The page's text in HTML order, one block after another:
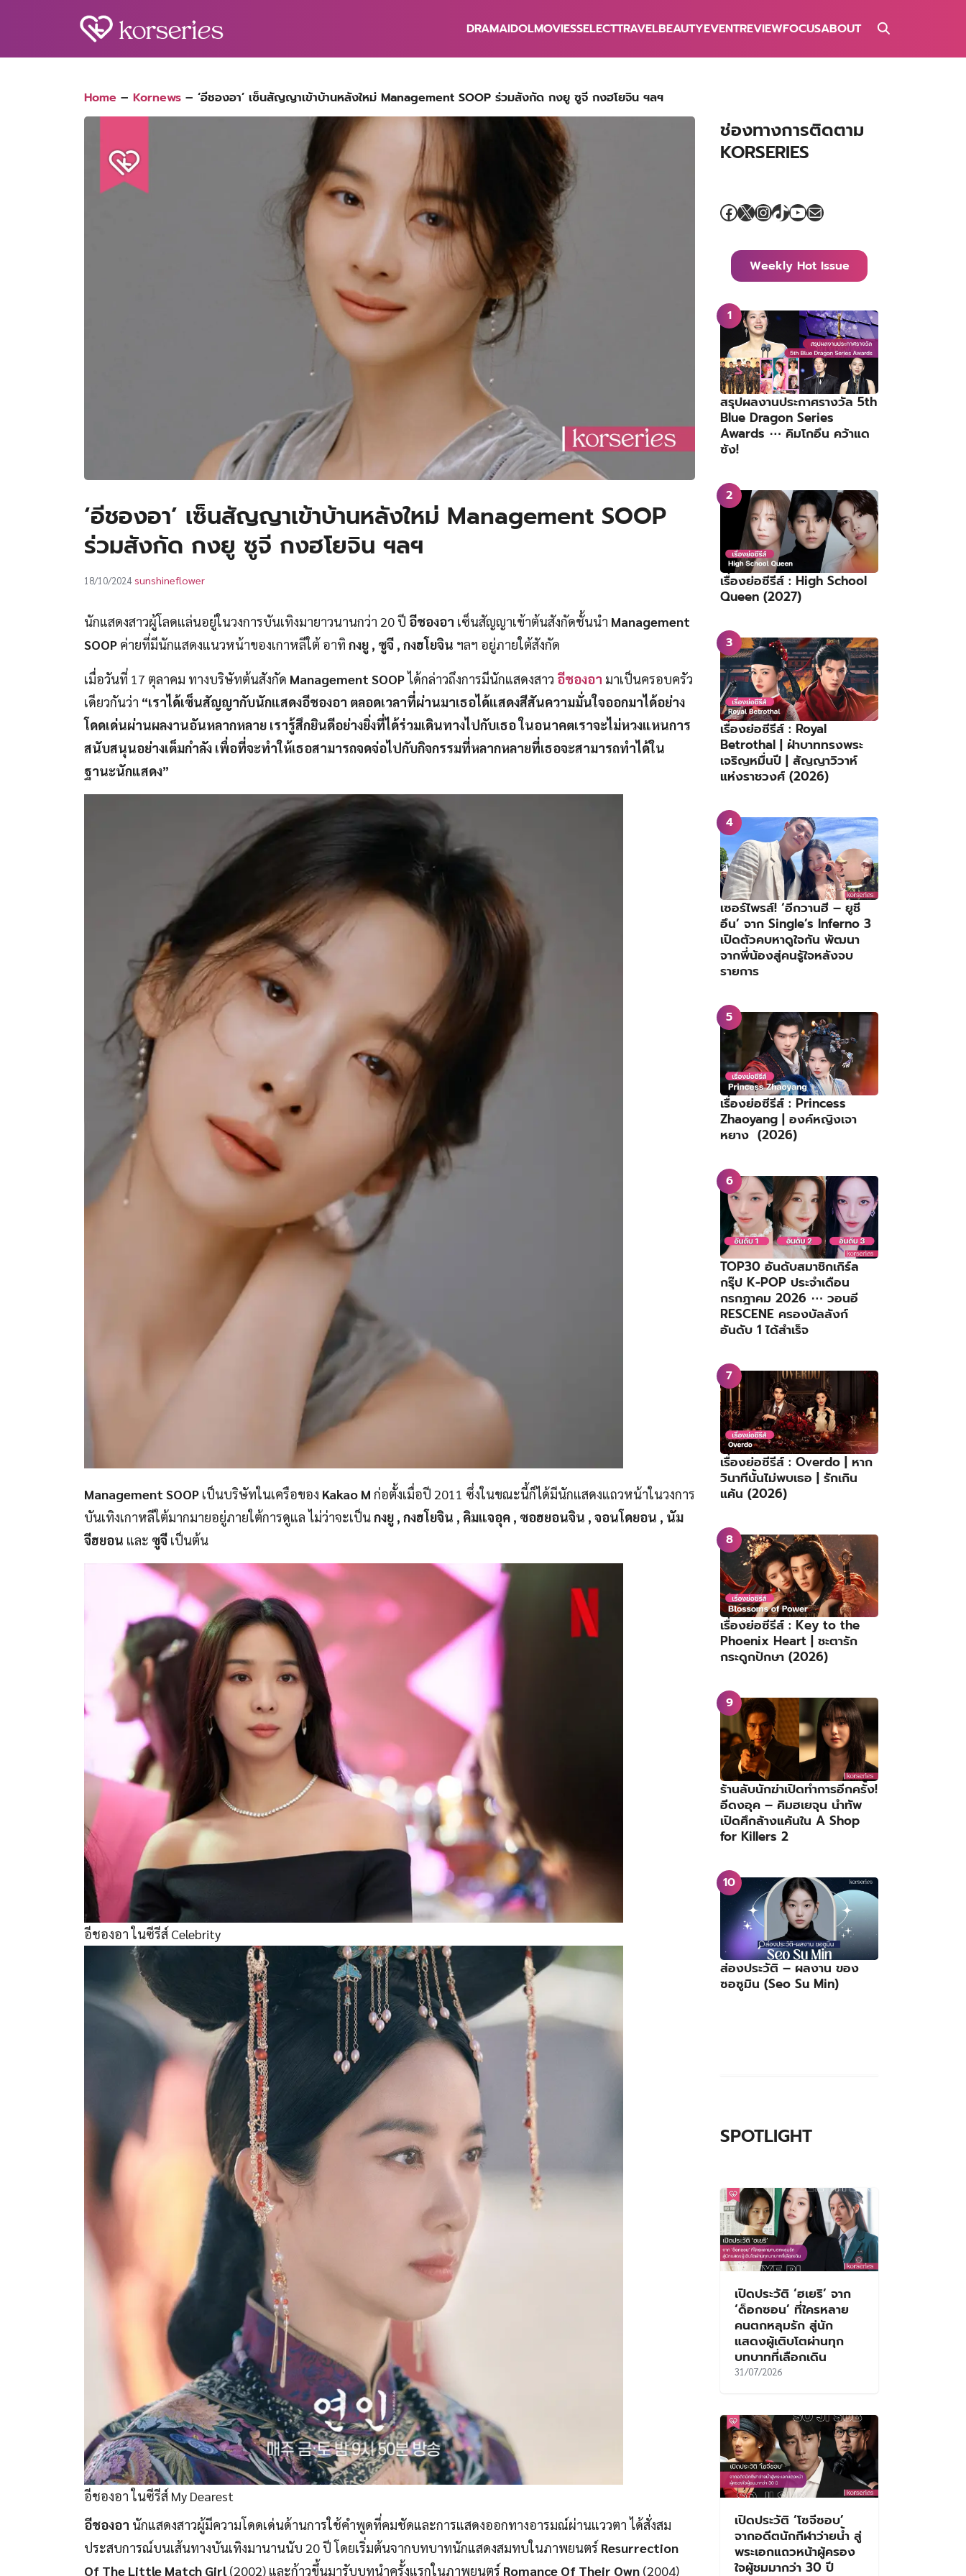
DRAMAIDOLMOVIESSELECTTRAVELBEAUTYEVENTREVIEWFOCUSABOUT
Home – Kornews – ‘อีชองอา’ เซ็นสัญญาเข้าบ้านหลังใหม่ Management SOOP ร่วมสังกัด กงยู ซูจี กงฮโยจิน ฯลฯ
‘อีชองอา’ เซ็นสัญญาเข้าบ้านหลังใหม่ Management SOOP
ร่วมสังกัด กงยู ซูจี กงฮโยจิน ฯลฯ
18/10/2024 sunshineflower
นักแสดงสาวผู้โลดแล่นอยู่ในวงการบันเทิงมายาวนานกว่า 20 ปี อีชองอา เซ็นสัญญาเข้าต้นสังกัดชั้นนำ Management
SOOP ค่ายที่มีนักแสดงแนวหน้าของเกาหลีใต้ อาทิ กงยู , ซูจี , กงฮโยจิน ฯลฯ อยู่ภายใต้สังกัด
เมื่อวันที่ 17 ตุลาคม ทางบริษัทต้นสังกัด Management SOOPได้กล่าวถึงการมีนักแสดงสาว อีชองอา มาเป็นครอบครัว
เดียวกันว่า “เราได้เซ็นสัญญากับนักแสดงอีชองอา ตลอดเวลาที่ผ่านมาเธอได้แสดงสีสันความมั่นใจออกมาได้อย่าง
โดดเด่นผ่านผลงานอันหลากหลาย เรารู้สึกยินดีอย่างยิ่งที่ได้ร่วมเดินทางไปกับเธอ ในอนาคตเราจะไม่หวงแหนการ
สนับสนุนอย่างเต็มกำลัง เพื่อที่จะทำให้เธอสามารถจดจ่อไปกับกิจกรรมที่หลากหลายที่เธอจะสามารถทำได้ใน
ฐานะนักแสดง”
Management SOOP เป็นบริษัทในเครือของ Kakao M ก่อตั้งเมื่อปี 2011 ซึ่งในขณะนี้ก็ได้มีนักแสดงแถวหน้าในวงการ
บันเทิงเกาหลีใต้มากมายอยู่ภายใต้การดูแล ไม่ว่าจะเป็นกงยู , กงฮโยจิน , คิมแจอุค , ซอฮยอนจิน , จอนโดยอน , นัม
จีฮยอน และ ซูจี เป็นต้น
อีชองอา ในซีรีส์ Celebrity
อีชองอา ในซีรีส์ My Dearest
อีชองอา นักแสดงสาวผู้มีความโดดเด่นด้านการใช้คำพูดที่คมชัดและการแสดงออกทางอารมณ์ผ่านแววตา ได้สั่งสม
ประสบการณ์บนเส้นทางบันเทิงมานานนับ 20 ปี โดยเริ่มต้นจากบทบาทนักแสดงสมทบในภาพยนตร์ Resurrection
Of The Little Match Girl(2002) และก้าวขึ้นมารับบทนำครั้งแรกในภาพยนตร์ Romance Of Their Own (2004)
ช่องทางการติดตาม
KORSERIES
Facebook
X Instagram
TikTok
YouTube
Mail
Weekly Hot Issue
สรุปผลงานประกาศรางวัล 5th
Blue Dragon Series
Awards ⋯ คิมโกอึน คว้าแด
ซัง!
เรื่องย่อซีรีส์ : High School
Queen (2027)
เรื่องย่อซีรีส์ : Royal
Betrothal | ฝ่าบาททรงพระ
เจริญหมื่นปี | สัญญาวิวาห์
แห่งราชวงศ์ (2026)
เซอร์ไพรส์! ‘อีกวานฮี – ยูชี
อึน’ จาก Single’s Inferno 3
เปิดตัวคบหาดูใจกัน พัฒนา
จากพี่น้องสู่คนรู้ใจหลังจบ
รายการ
เรื่องย่อซีรีส์ : Princess
Zhaoyang | องค์หญิงเจา
หยาง (2026)
TOP30 อันดับสมาชิกเกิร์ล
กรุ๊ป K-POP ประจำเดือน
กรกฎาคม 2026 ⋯ วอนอี
RESCENE ครองบัลลังก์
อันดับ 1 ได้สำเร็จ
เรื่องย่อซีรีส์ : Overdo | หาก
วินาทีนั้นไม่พบเธอ | รักเกิน
แค้น (2026)
เรื่องย่อซีรีส์ : Key to the
Phoenix Heart | ชะตารัก
กระดูกปักษา (2026)
ร้านลับนักฆ่าเปิดทำการอีกครั้ง!
อีดงอุค – คิมฮเยจุน นำทัพ
เปิดศึกล้างแค้นใน A Shop
for Killers 2
ส่องประวัติ – ผลงาน ของ
ซอซูมิน (Seo Su Min)
SPOTLIGHT
เปิดประวัติ ‘ฮเยริ’ จาก
‘ด็อกซอน’ ที่ใครหลาย
คนตกหลุมรัก สู่นัก
แสดงผู้เติบโตผ่านทุก
บทบาทที่เลือกเดิน
31/07/2026
เปิดประวัติ ‘โซจีซอบ’
จากอดีตนักกีฬาว่ายน้ำ สู่
พระเอกแถวหน้าผู้ครอง
ใจผู้ชมมากว่า 30 ปี